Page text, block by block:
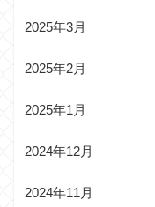
2025年3月
2025年2月
2025年1月
2024年12月
2024年11月